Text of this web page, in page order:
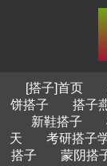
[搭子]首页
饼搭子
搭子
新鞋搭子
天
考研搭子
搭子
蒙阴搭